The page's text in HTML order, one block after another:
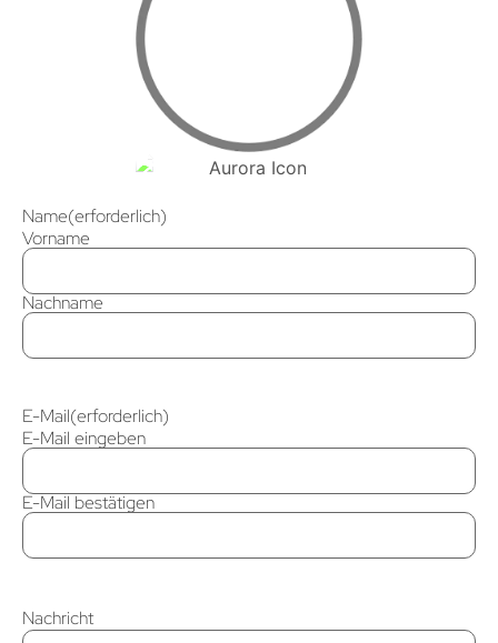
Name(erforderlich)
Vorname
Nachname
E-Mail(erforderlich)
E-Mail eingeben
E-Mail bestätigen
Nachricht